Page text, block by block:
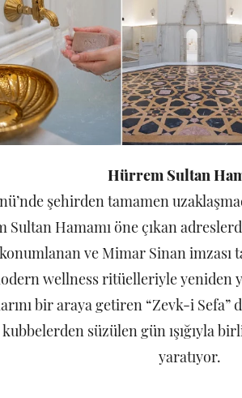
Hürrem Sultan
şehirden tamamen
Hamamı öne çıkan
ve Mimar Sinan imzası
wellness ritüelleriyle yeniden
bir araya getiren “Zevk-i
süzülen gün ışığıyla
yaratıyor.